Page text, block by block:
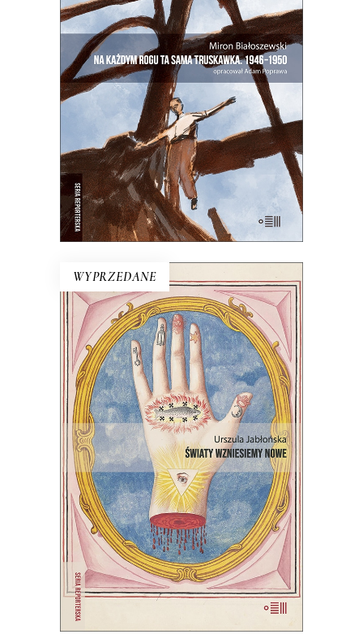
E-BOOK DO KOSZYKA
TRUSKAWKA
Zupełnie nowe miasto. Jakaś inna
Warszawa na starych śmieciach. Skąd
się wzięła?
50.00zł 25.00zł
WYPRZEDANE
ŚWIATY WZNIESIEMY NOWE
Wprawdzie niektórzy mówią, że świat
taki, jaki znamy, dobiega końca, ale
jednak wciąż są ludzie, którzy chcą
wymyślać go na nowo.
44.00zł 22.00zł